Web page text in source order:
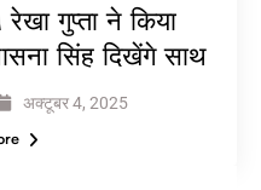
गुप्ता ने किया
सिंह दिखेंगे साथ
अक्टूबर 4, 2025